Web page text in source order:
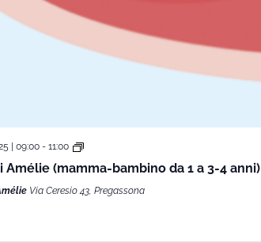
| 09:00- 11:00
Amélie (mamma-bambino da 1 a 3-4 anni)
Via Ceresio 43, Pregassona